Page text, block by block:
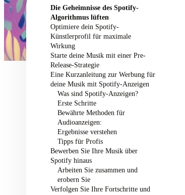
Die Geheimnisse des Spotify-
Algorithmus lüften
Optimiere dein Spotify-
Künstlerprofil für maximale
Wirkung
Starte deine Musik mit einer Pre-
Release-Strategie
Eine Kurzanleitung zur Werbung für
deine Musik mit Spotify-Anzeigen
Was sind Spotify-Anzeigen?
Erste Schritte
Bewährte Methoden für
Audioanzeigen:
Ergebnisse verstehen
Tipps für Profis
Bewerben Sie Ihre Musik über
Spotify hinaus
Arbeiten Sie zusammen und
erobern Sie
Verfolgen Sie Ihre Fortschritte und